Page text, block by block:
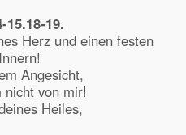
15.18-19.
Herz und einen festen
Angesicht,
von mir!
Heiles,